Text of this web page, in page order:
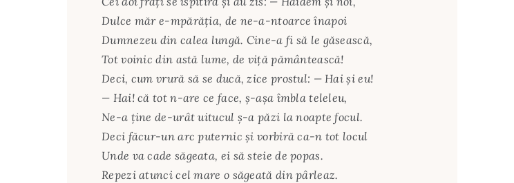
Dulce măr e-mpărăţia, de ne-a-ntoarce înapoi
Dumnezeu din calea lungă. Cine-a fi să le găsească,
Tot voinic din astă lume, de viţă pământească!
Deci, cum vrură să se ducă, zice prostul: — Hai şi eu!
— Hai! că tot n-are ce face, ş-aşa îmbla teleleu,
Ne-a ţine de-urât uitucul ş-a păzi la noapte focul.
Deci făcur-un arc puternic şi vorbiră ca-n tot locul
Unde va cade săgeata, ei să steie de popas.
Repezi atunci cel mare o săgeată din pârleaz.